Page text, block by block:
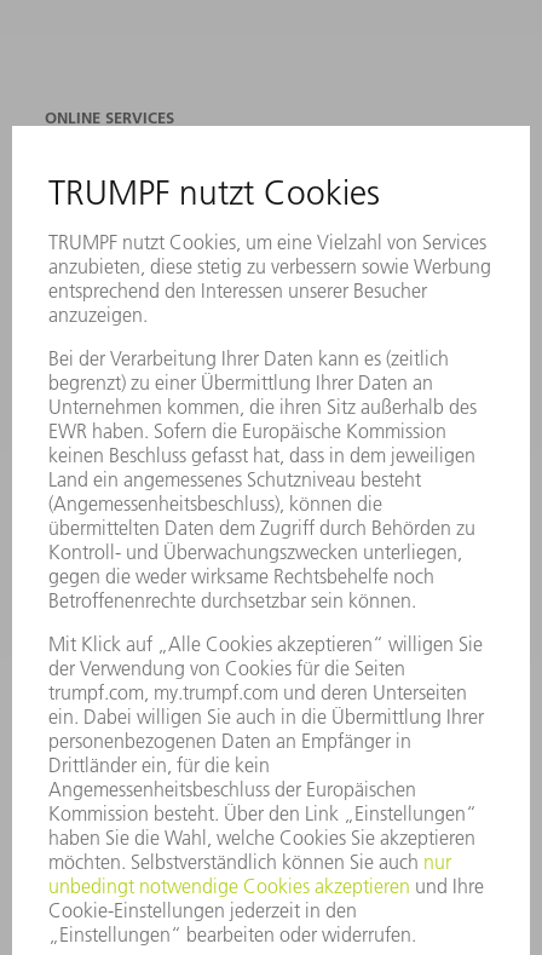
ONLINE SERVICES
STANDORTE
NEWSLETTER-ANMELDUNG
MYTRUMPF
SICHERHEITSDATENBLÄTTER
PRODUKTE
LASER
LEISTUNGSELEKTRONIK
ELEKTROWERKZEUGE
SMART FACTORY
SOFTWARE
SERVICES
ANWENDUNGEN
BRANCHEN
UNTERNEHMEN
KARRIERE
STELLENANGEBOTE
VORSTAND
GESCHÄFTSBERICHT
UNTERNEHMENSGRUNDSÄTZE
COMPLIANCE
HINWEISGEBERSYSTEM
SECURITY
PRESSEMITTEILUNGEN
MAGAZINE
LIEFERANTEN
NACHHALTIGKEIT
UMWELT & KLIMA
SOZIALES & GESELLSCHAFT
UNTERNEHMENSFÜHRUNG